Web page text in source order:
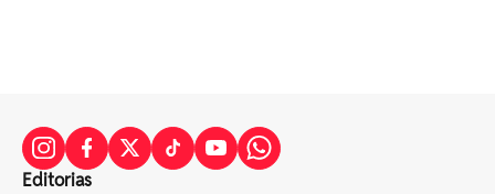
Editorias